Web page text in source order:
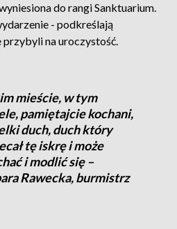
do rangi Sanktuarium.
- podkreślają
na uroczystość.
mieście, w tym
pamiętajcie kochani,
duch, duch który
tę iskrę i może
i modlić się –
Rawecka, burmistrz